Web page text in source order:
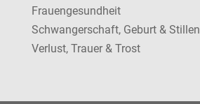
Frauengesundheit
Schwangerschaft, Geburt & Stillen
Verlust, Trauer & Trost